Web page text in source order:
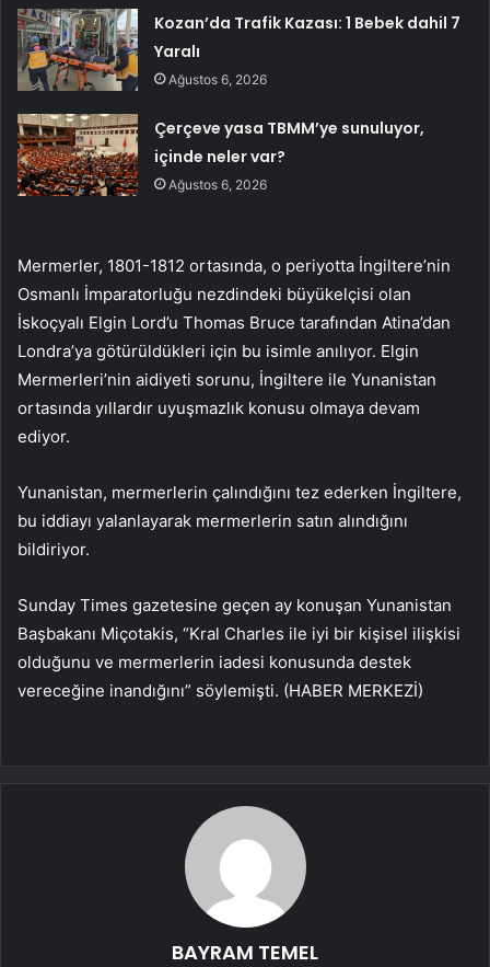
Kozan’da Trafik Kazası: 1 Bebek dahil 7
Yaralı
Ağustos 6, 2026
Çerçeve yasa TBMM’ye sunuluyor,
içinde neler var?
Ağustos 6, 2026
Mermerler, 1801-1812 ortasında, o periyotta İngiltere’nin
Osmanlı İmparatorluğu nezdindeki büyükelçisi olan
İskoçyalı Elgin Lord’u Thomas Bruce tarafından Atina’dan
Londra’ya götürüldükleri için bu isimle anılıyor. Elgin
Mermerleri’nin aidiyeti sorunu, İngiltere ile Yunanistan
ortasında yıllardır uyuşmazlık konusu olmaya devam
ediyor.
Yunanistan, mermerlerin çalındığını tez ederken İngiltere,
bu iddiayı yalanlayarak mermerlerin satın alındığını
bildiriyor.
Sunday Times gazetesine geçen ay konuşan Yunanistan
Başbakanı Miçotakis, “Kral Charles ile iyi bir kişisel ilişkisi
olduğunu ve mermerlerin iadesi konusunda destek
vereceğine inandığını” söylemişti. (HABER MERKEZİ)
BAYRAM TEMEL